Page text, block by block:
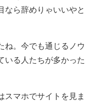
なら辞めりゃいいやと
ね。今でも通じるノウ
いる人たちが多かった
スマホでサイトを見ま